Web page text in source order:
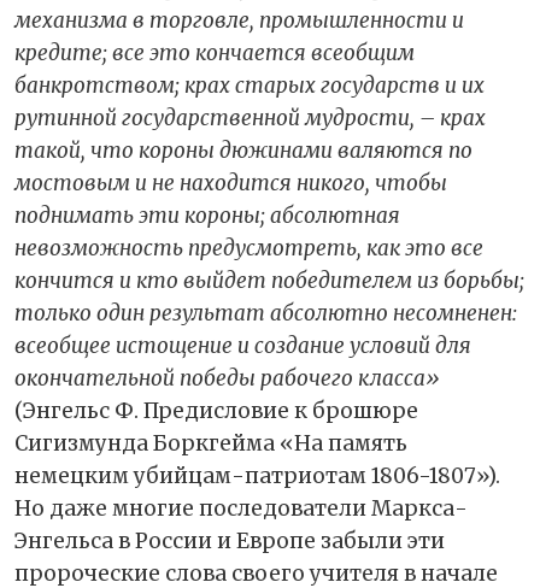
механизма в торговле, промышленности и
кредите; все это кончается всеобщим
банкротством; крах старых государств и их
рутинной государственной мудрости, – крах
такой, что короны дюжинами валяются по
мостовым и не находится никого, чтобы
поднимать эти короны; абсолютная
невозможность предусмотреть, как это все
кончится и кто выйдет победителем из борьбы;
только один результат абсолютно несомненен:
всеобщее истощение и создание условий для
окончательной победы рабочего класса»
(Энгельс Ф. Предисловие к брошюре
Сигизмунда Боркгейма «На память
немецким убийцам-патриотам 1806-1807»).
Но даже многие последователи Маркса-
Энгельса в России и Европе забыли эти
пророческие слова своего учителя в начале